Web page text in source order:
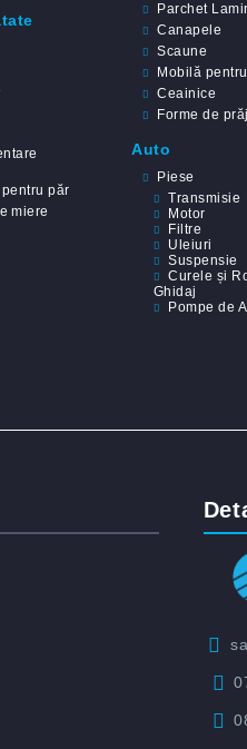
păr
miere
Parchet
Canapele
Scaune
Mobilă
Ceainice
Forme de
Auto
Piese
Transmisie
Motor
Filtre
Uleiuri
Suspensie
Curele și
Ghidaj
Pompe de